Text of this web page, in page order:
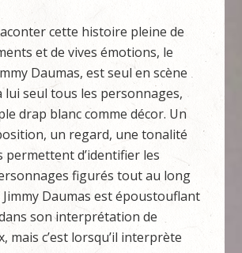
cette histoire pleine de
et de vives émotions, le
Daumas, est seul en scène
lui seul tous les personnages,
drap blanc comme décor. Un
un regard, une tonalité
permettent d’identifier les
figurés tout au long
Jimmy Daumas est époustouflant
son interprétation de
mais c’est lorsqu’il interprète